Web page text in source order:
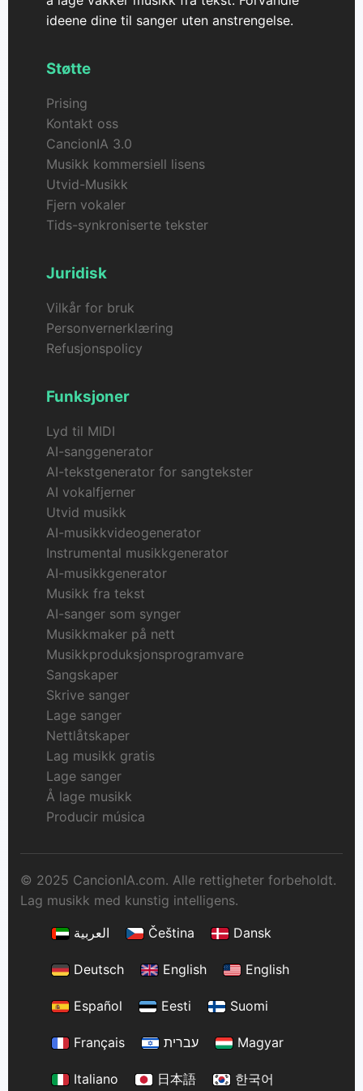
ideene dine til sanger uten anstrengelse.
Støtte
Prising
Kontakt oss
CancionIA 3.0
Musikk kommersiell lisens
Utvid-Musikk
Fjern vokaler
Tids-synkroniserte tekster
Juridisk
Vilkår for bruk
Personvernerklæring
Refusjonspolicy
Funksjoner
Lyd til MIDI
AI-sanggenerator
AI-tekstgenerator for sangtekster
AI vokalfjerner
Utvid musikk
AI-musikkvideogenerator
Instrumental musikkgenerator
AI-musikkgenerator
Musikk fra tekst
AI-sanger som synger
Musikkmaker på nett
Musikkproduksjonsprogramvare
Sangskaper
Skrive sanger
Lage sanger
Nettlåtskaper
Lag musikk gratis
Lage sanger
Å lage musikk
Producir música
© 2025 CancionIA.com. Alle rettigheter forbeholdt.
Lag musikk med kunstig intelligens.
العربية
Čeština Dansk
Deutsch English English
Español Eesti Suomi
Français עברית Magyar
Italiano 日本語 한국어